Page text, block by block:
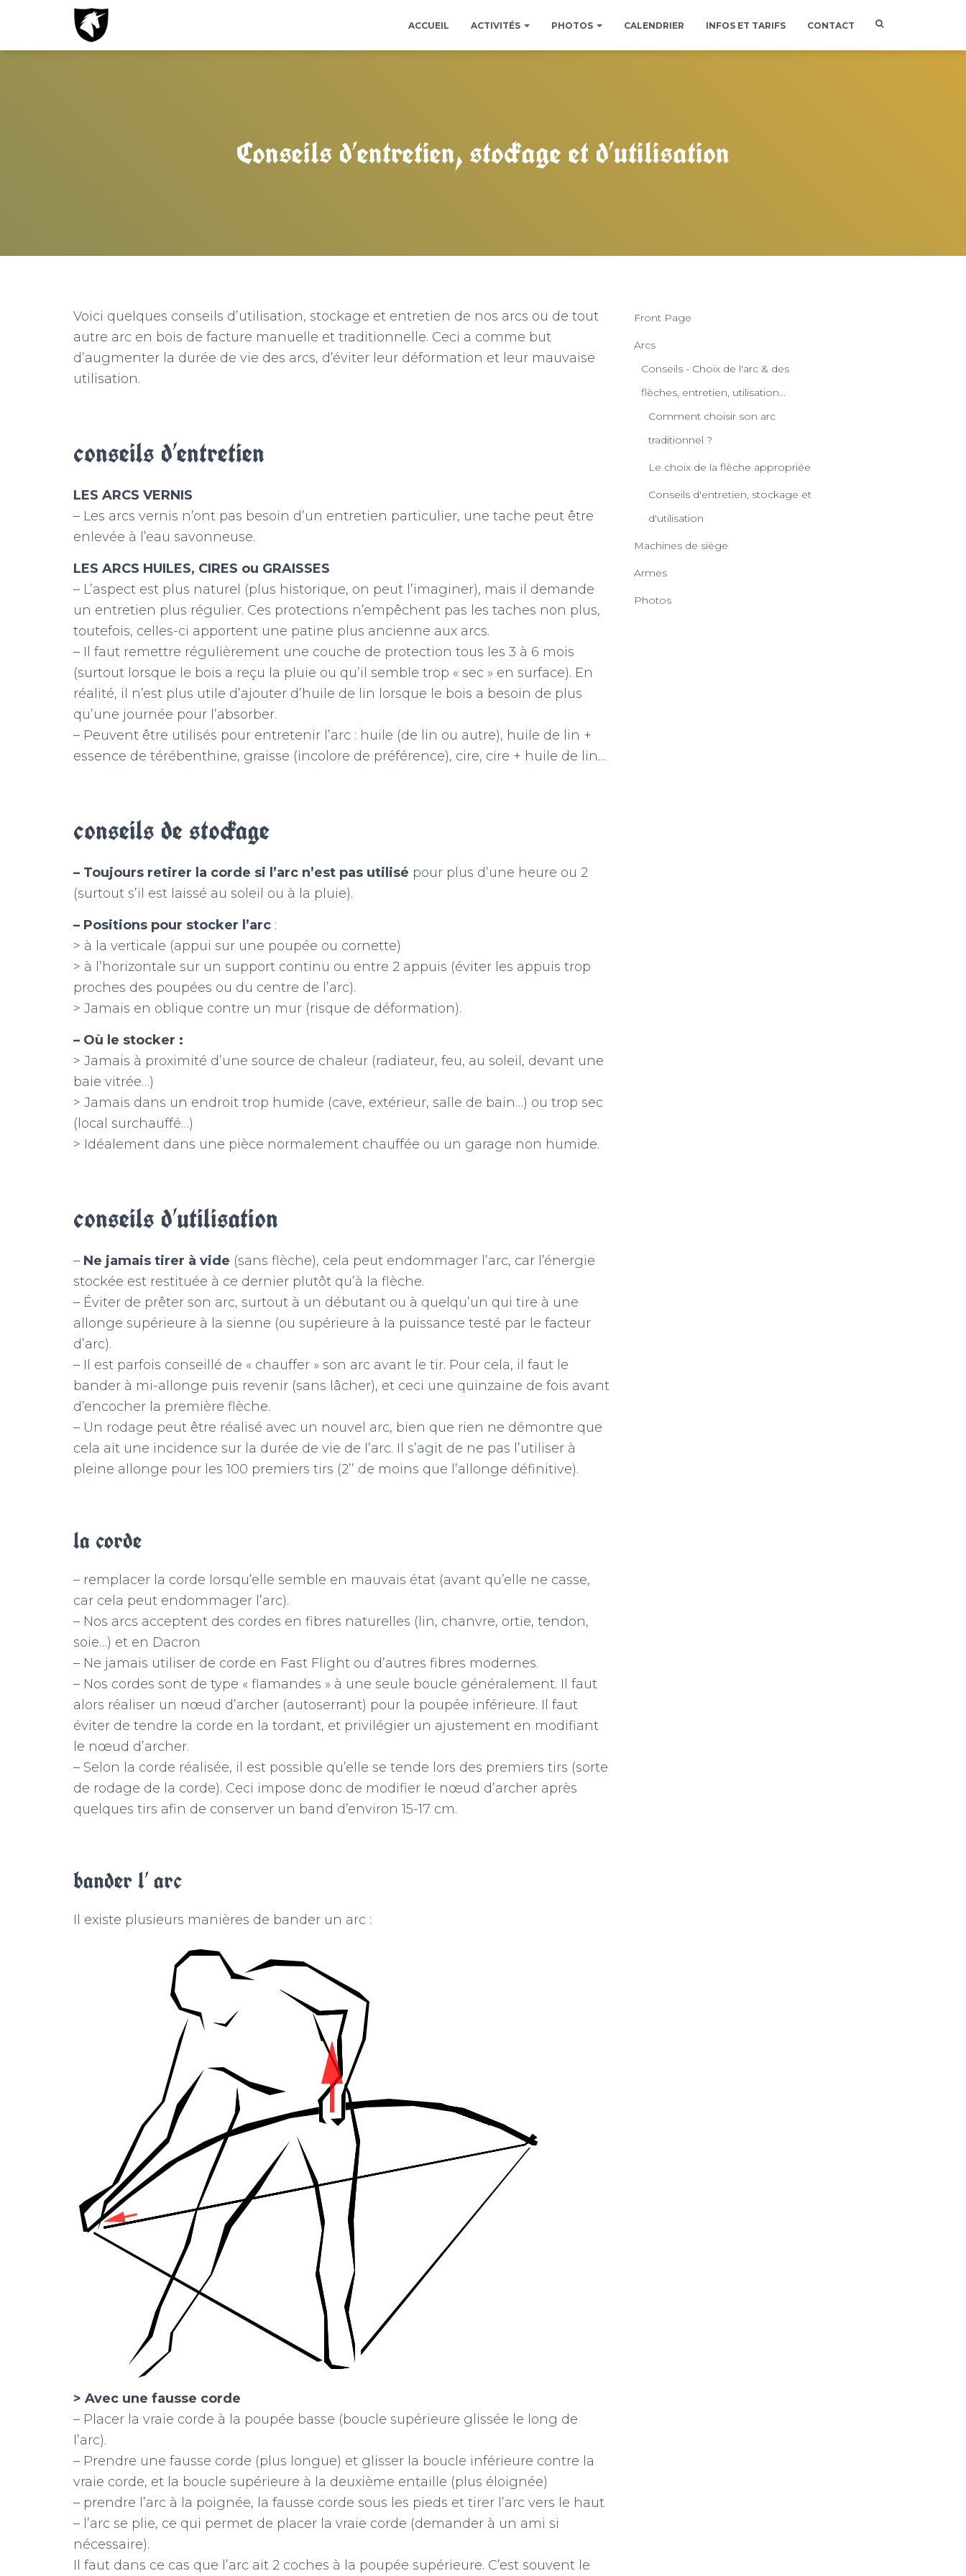
ACCUEIL ACTIVITÉS PHOTOS CALENDRIER INFOS ET TARIFS CONTACT
Conseils d’entretien, stockage et d’utilisation
Voici quelques conseils d’utilisation, stockage et entretien de nos arcs ou de tout
autre arc en bois de facture manuelle et traditionnelle. Ceci a comme but
d’augmenter la durée de vie des arcs, d’éviter leur déformation et leur mauvaise
utilisation.
conseils d’entretien
LES ARCS VERNIS
– Les arcs vernis n’ont pas besoin d’un entretien particulier, une tache peut être
enlevée à l’eau savonneuse.
LES ARCS HUILES, CIRES ou GRAISSES
– L’aspect est plus naturel (plus historique, on peut l’imaginer), mais il demande
un entretien plus régulier. Ces protections n’empêchent pas les taches non plus,
toutefois, celles-ci apportent une patine plus ancienne aux arcs.
– Il faut remettre régulièrement une couche de protection tous les 3 à 6 mois
(surtout lorsque le bois a reçu la pluie ou qu’il semble trop « sec » en surface). En
réalité, il n’est plus utile d’ajouter d’huile de lin lorsque le bois a besoin de plus
qu’une journée pour l’absorber.
– Peuvent être utilisés pour entretenir l’arc : huile (de lin ou autre), huile de lin +
essence de térébenthine, graisse (incolore de préférence), cire, cire + huile de lin…
conseils de stockage
– Toujours retirer la corde si l’arc n’est pas utilisé pour plus d’une heure ou 2
(surtout s’il est laissé au soleil ou à la pluie).
– Positions pour stocker l’arc :
> à la verticale (appui sur une poupée ou cornette)
> à l’horizontale sur un support continu ou entre 2 appuis (éviter les appuis trop
proches des poupées ou du centre de l’arc).
> Jamais en oblique contre un mur (risque de déformation).
– Où le stocker :
> Jamais à proximité d’une source de chaleur (radiateur, feu, au soleil, devant une
baie vitrée…)
> Jamais dans un endroit trop humide (cave, extérieur, salle de bain…) ou trop sec
(local surchauffé…)
> Idéalement dans une pièce normalement chauffée ou un garage non humide.
conseils d’utilisation
– Ne jamais tirer à vide (sans flèche), cela peut endommager l’arc, car l’énergie
stockée est restituée à ce dernier plutôt qu’à la flèche.
– Éviter de prêter son arc, surtout à un débutant ou à quelqu’un qui tire à une
allonge supérieure à la sienne (ou supérieure à la puissance testé par le facteur
d’arc).
– Il est parfois conseillé de « chauffer » son arc avant le tir. Pour cela, il faut le
bander à mi-allonge puis revenir (sans lâcher), et ceci une quinzaine de fois avant
d’encocher la première flèche.
– Un rodage peut être réalisé avec un nouvel arc, bien que rien ne démontre que
cela ait une incidence sur la durée de vie de l’arc. Il s’agit de ne pas l’utiliser à
pleine allonge pour les 100 premiers tirs (2’’ de moins que l’allonge définitive).
la corde
– remplacer la corde lorsqu’elle semble en mauvais état (avant qu’elle ne casse,
car cela peut endommager l’arc).
– Nos arcs acceptent des cordes en fibres naturelles (lin, chanvre, ortie, tendon,
soie…) et en Dacron
– Ne jamais utiliser de corde en Fast Flight ou d’autres fibres modernes.
– Nos cordes sont de type « flamandes » à une seule boucle généralement. Il faut
alors réaliser un nœud d’archer (autoserrant) pour la poupée inférieure. Il faut
éviter de tendre la corde en la tordant, et privilégier un ajustement en modifiant
le nœud d’archer.
– Selon la corde réalisée, il est possible qu’elle se tende lors des premiers tirs (sorte
de rodage de la corde). Ceci impose donc de modifier le nœud d’archer après
quelques tirs afin de conserver un band d’environ 15-17 cm.
bander l’ arc
Il existe plusieurs manières de bander un arc :
> Avec une fausse corde
– Placer la vraie corde à la poupée basse (boucle supérieure glissée le long de
l’arc).
– Prendre une fausse corde (plus longue) et glisser la boucle inférieure contre la
vraie corde, et la boucle supérieure à la deuxième entaille (plus éloignée)
– prendre l’arc à la poignée, la fausse corde sous les pieds et tirer l’arc vers le haut
– l’arc se plie, ce qui permet de placer la vraie corde (demander à un ami si
nécessaire).
Il faut dans ce cas que l’arc ait 2 coches à la poupée supérieure. C’est souvent le
Front Page
Arcs
Conseils - Choix de l'arc & des
flèches, entretien, utilisation...
Comment choisir son arc
traditionnel ?
Le choix de la flèche appropriée
Conseils d'entretien, stockage et
d'utilisation
Machines de siège
Armes
Photos